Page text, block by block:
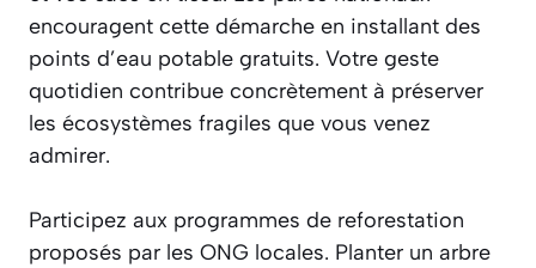
encouragent cette démarche en installant des
points d’eau potable gratuits. Votre geste
quotidien contribue concrètement à préserver
les écosystèmes fragiles que vous venez
admirer.
Participez aux programmes de reforestation
proposés par les ONG locales. Planter un arbre